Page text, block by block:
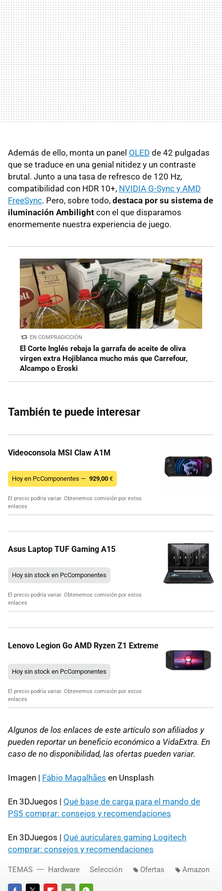
Además de ello, monta un panel OLED de 42 pulgadas
que se traduce en una genial nitidez y un contraste
brutal. Junto a una tasa de refresco de 120 Hz,
compatibilidad con HDR 10+, NVIDIA G-Sync y AMD
FreeSync. Pero, sobre todo, destaca por su sistema de
iluminación Ambilight con el que disparamos
enormemente nuestra experiencia de juego.
EN COMPRADICCIÓN
El Corte Inglés rebaja la garrafa de aceite de oliva
virgen extra Hojiblanca mucho más que Carrefour,
Alcampo o Eroski
También te puede interesar
Videoconsola MSI Claw A1M
Hoy en PcComponentes — 929,00 €
El precio podría variar. Obtenemos comisión por estos
enlaces
Asus Laptop TUF Gaming A15
Hoy sin stock en PcComponentes
El precio podría variar. Obtenemos comisión por estos
enlaces
Lenovo Legion Go AMD Ryzen Z1 Extreme
Hoy sin stock en PcComponentes
El precio podría variar. Obtenemos comisión por estos
enlaces
Algunos de los enlaces de este artículo son afiliados y
pueden reportar un beneficio económico a VidaExtra. En
caso de no disponibilidad, las ofertas pueden variar.
Imagen | Fábio Magalhães en Unsplash
En 3DJuegos | Qué base de carga para el mando de
PS5 comprar: consejos y recomendaciones
En 3DJuegos | Qué auriculares gaming Logitech
comprar: consejos y recomendaciones
TEMAS Hardware Selección Ofertas Amazon